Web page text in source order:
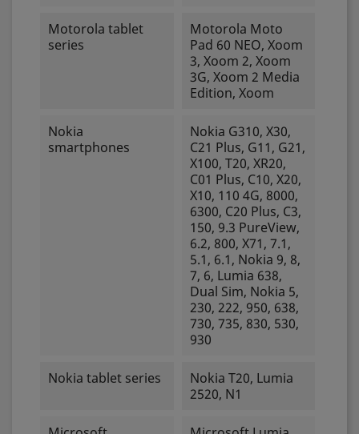
Motorola tablet
series
Motorola Moto
Pad 60 NEO, Xoom
3, Xoom 2, Xoom
3G, Xoom 2 Media
Edition, Xoom
Nokia
smartphones
Nokia G310, X30,
C21 Plus, G11, G21,
X100, T20, XR20,
C01 Plus, C10, X20,
X10, 110 4G, 8000,
6300, C20 Plus, C3,
150, 9.3 PureView,
6.2, 800, X71, 7.1,
5.1, 6.1, Nokia 9, 8,
7, 6, Lumia 638,
Dual Sim, Nokia 5,
230, 222, 950, 638,
730, 735, 830, 530,
930
Nokia tablet series
Nokia T20, Lumia
2520, N1